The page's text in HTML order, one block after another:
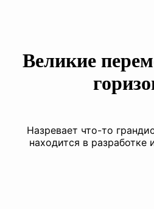
Великие
Назревает что-то
находится в разработке